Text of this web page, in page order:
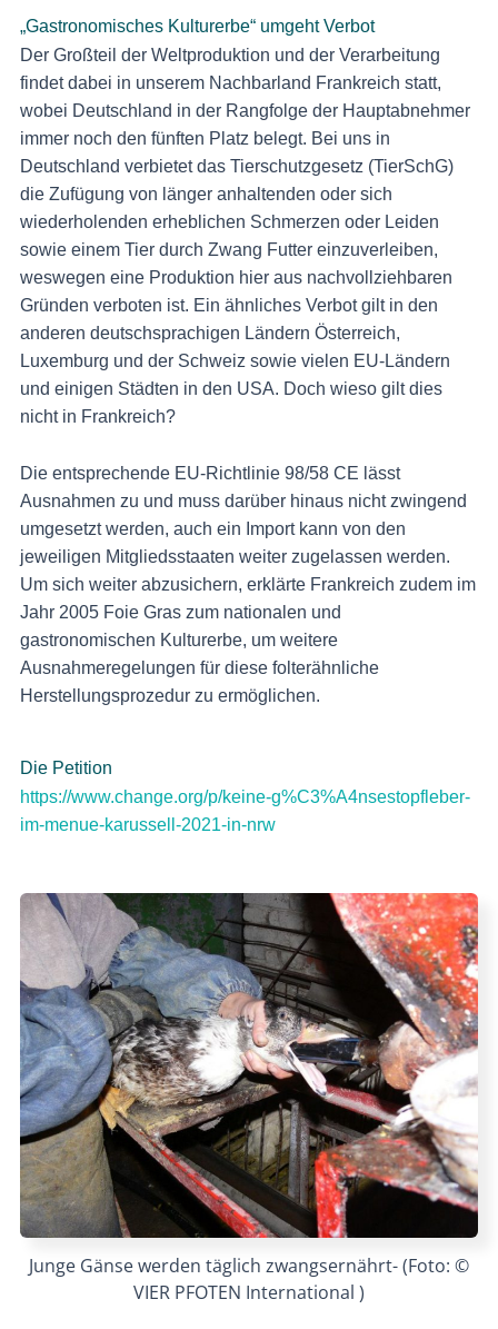
„Gastronomisches Kulturerbe“ umgeht Verbot
Der Großteil der Weltproduktion und der Verarbeitung
findet dabei in unserem Nachbarland Frankreich statt,
wobei Deutschland in der Rangfolge der Hauptabnehmer
immer noch den fünften Platz belegt. Bei uns in
Deutschland verbietet das Tierschutzgesetz (TierSchG)
die Zufügung von länger anhaltenden oder sich
wiederholenden erheblichen Schmerzen oder Leiden
sowie einem Tier durch Zwang Futter einzuverleiben,
weswegen eine Produktion hier aus nachvollziehbaren
Gründen verboten ist. Ein ähnliches Verbot gilt in den
anderen deutschsprachigen Ländern Österreich,
Luxemburg und der Schweiz sowie vielen EU-Ländern
und einigen Städten in den USA. Doch wieso gilt dies
nicht in Frankreich?
Die entsprechende EU-Richtlinie 98/58 CE lässt
Ausnahmen zu und muss darüber hinaus nicht zwingend
umgesetzt werden, auch ein Import kann von den
jeweiligen Mitgliedsstaaten weiter zugelassen werden.
Um sich weiter abzusichern, erklärte Frankreich zudem im
Jahr 2005 Foie Gras zum nationalen und
gastronomischen Kulturerbe, um weitere
Ausnahmeregelungen für diese folterähnliche
Herstellungsprozedur zu ermöglichen.
Die Petition
https://www.change.org/p/keine-g%C3%A4nsestopfleber-
im-menue-karussell-2021-in-nrw
Junge Gänse werden täglich zwangsernährt- (Foto: ©
VIER PFOTEN International )